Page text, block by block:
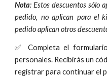
Nota: Estos descuentos sólo
pedido, no aplican para el
pedido aplican otros
✅ Completa el
personales. Recibirás un
registrar para continuar el